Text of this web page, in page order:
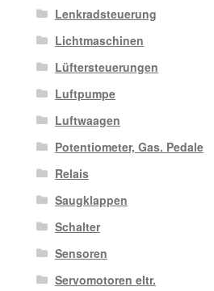
Lenkradsteuerung
Lichtmaschinen
Lüftersteuerungen
Luftpumpe
Luftwaagen
Potentiometer, Gas. Pedale
Relais
Saugklappen
Schalter
Sensoren
Servomotoren eltr.